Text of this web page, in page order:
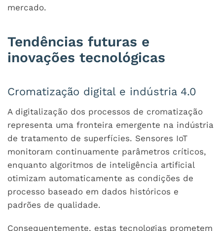
mercado.
Tendências futuras e
inovações tecnológicas
Cromatização digital e indústria 4.0
A digitalização dos processos de cromatização
representa uma fronteira emergente na indústria
de tratamento de superfícies. Sensores IoT
monitoram continuamente parâmetros críticos,
enquanto algoritmos de inteligência artificial
otimizam automaticamente as condições de
processo baseado em dados históricos e
padrões de qualidade.
Consequentemente, estas tecnologias prometem